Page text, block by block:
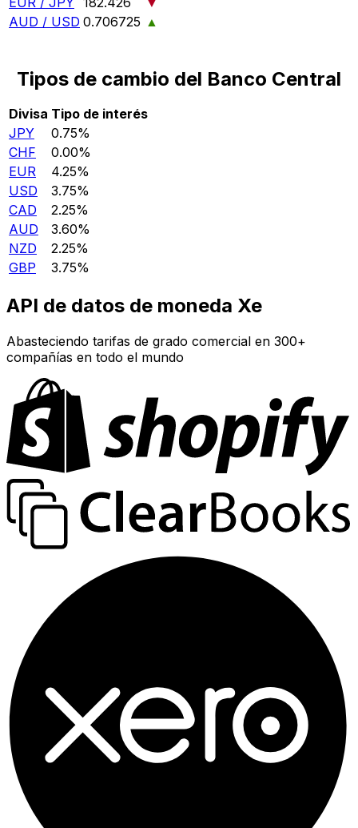
AUD / USD 0.706725 ▲
Tipos de cambio del Banco Central
Divisa Tipo de interés
JPY
0.75%
CHF
0.00%
EUR
4.25%
USD
3.75%
CAD
2.25%
AUD
3.60%
NZD
2.25%
GBP
3.75%
API de datos de moneda Xe
Abasteciendo tarifas de grado comercial en 300+
compañías en todo el mundo